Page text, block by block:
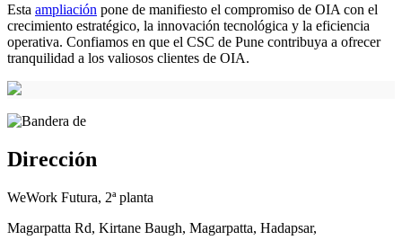
Esta ampliación pone de manifiesto el compromiso de OIA con el
crecimiento estratégico, la innovación tecnológica y la eficiencia
operativa. Confiamos en que el CSC de Pune contribuya a ofrecer
tranquilidad a los valiosos clientes de OIA.
Dirección
WeWork Futura, 2ª planta
Magarpatta Rd, Kirtane Baugh, Magarpatta, Hadapsar,